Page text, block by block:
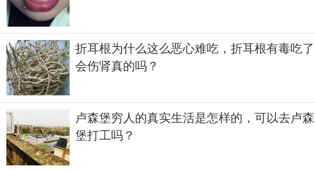
折耳根为什么这么恶心难吃，折耳根有毒吃了
会伤肾真的吗？
卢森堡穷人的真实生活是怎样的，可以去卢森
堡打工吗？